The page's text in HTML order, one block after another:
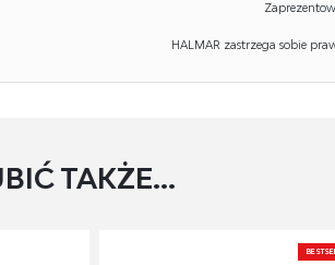
HALMAR zastrzega sobie
TAKŻE...